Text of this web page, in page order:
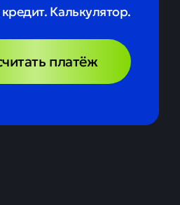
Калькулятор.
платёж